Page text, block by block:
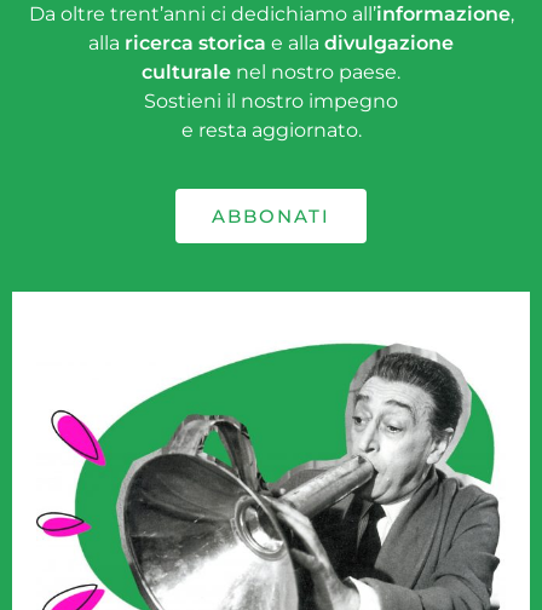
Da oltre trent’anni ci dedichiamo all’informazione,
alla ricerca storica e alla divulgazione
culturale nel nostro paese.
Sostieni il nostro impegno
e resta aggiornato.
ABBONATI